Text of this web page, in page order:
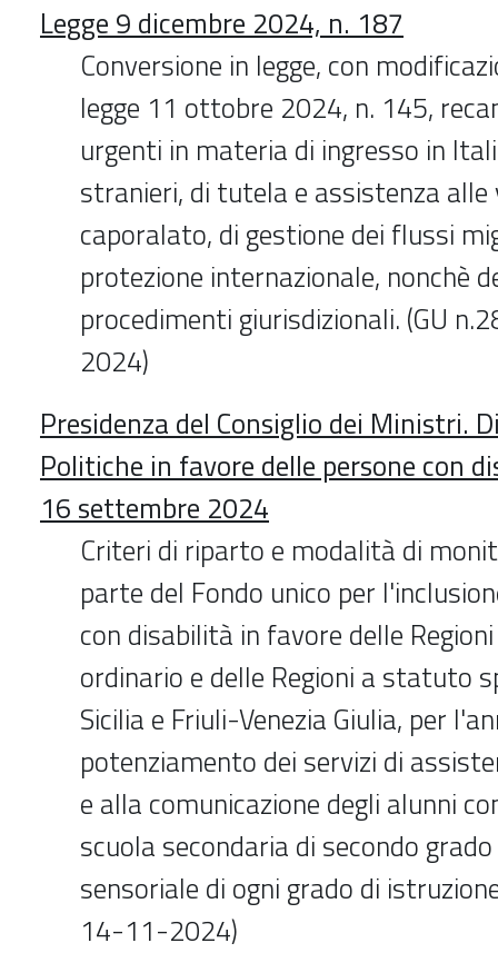
Legge 9 dicembre 2024, n. 187
Conversione in legge, con
legge 11 ottobre 2024, n. 145,
urgenti in materia di ingresso in
stranieri, di tutela e assistenza
caporalato, di gestione dei flussi
protezione internazionale, nonchè
procedimenti giurisdizionali. (GU
2024)
Presidenza del Consiglio dei Ministri.
Politiche in favore delle persone con
16 settembre 2024
Criteri di riparto e modalità di
parte del Fondo unico per
con disabilità in favore delle
ordinario e delle Regioni a statuto
Sicilia e Friuli-Venezia Giulia, per
potenziamento dei servizi di
e alla comunicazione degli alunni
scuola secondaria di secondo
sensoriale di ogni grado di
14-11-2024)